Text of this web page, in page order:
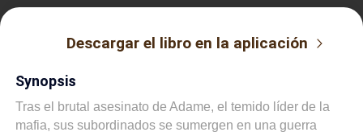
Descargar el libro en la aplicación
Synopsis
Tras el brutal asesinato de Adame, el temido líder de la
mafia, sus subordinados se sumergen en una guerra